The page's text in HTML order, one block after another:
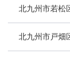
北九州市若松
北九州市戸畑